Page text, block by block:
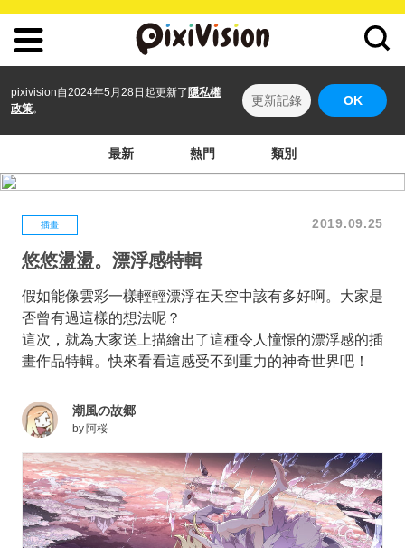
pixivision自2024年5月28日起更新了 隱私權
政策。
更新記錄 OK
最新 熱門 類別
插畫 2019.09.25
悠悠盪盪。漂浮感特輯
假如能像雲彩一樣輕輕漂浮在天空中該有多好啊。大家是
否曾有過這樣的想法呢？
這次，就為大家送上描繪出了這種令人憧憬的漂浮感的插
畫作品特輯。快來看看這感受不到重力的神奇世界吧！
潮風の故郷
by 阿桜